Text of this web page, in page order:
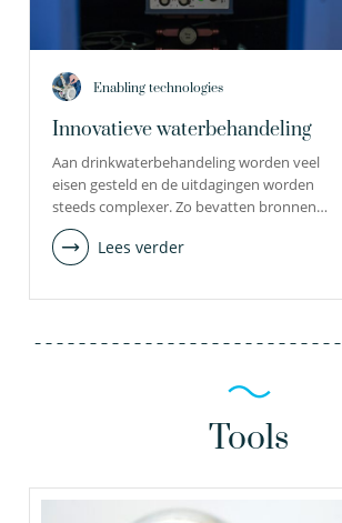
Enabling technologies
Innovatieve waterbehandeling
Aan drinkwaterbehandeling worden veel
eisen gesteld en de uitdagingen worden
steeds complexer. Zo bevatten bronnen…
Lees verder
Tools